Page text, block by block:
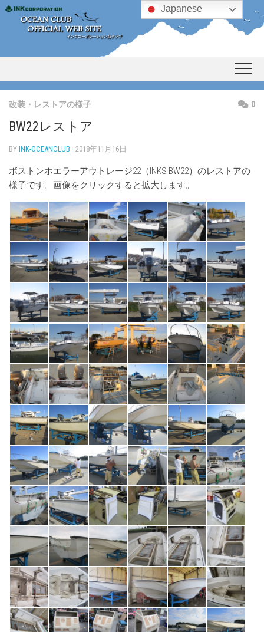
Skip
content
改装・レストアの様子 0
BW22レストア
BY INK-OCEANCLUB · 2018年11月16日
ボストンホエラーアウトレージ22（INKS BW22）のレストアの
様子です。画像をクリックすると拡大します。
Japanese